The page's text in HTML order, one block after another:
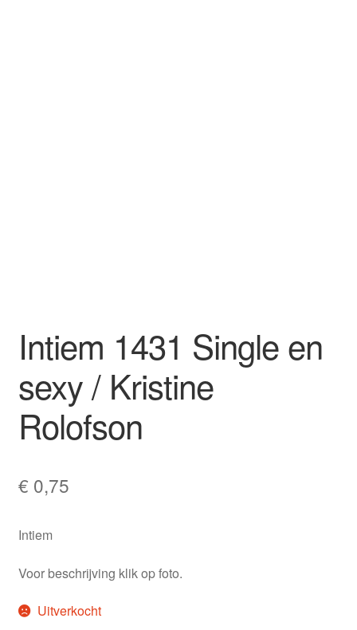
Intiem 1431 Single en
sexy / Kristine
Rolofson
€ 0,75
Intiem
Voor beschrijving klik op foto.
Uitverkocht